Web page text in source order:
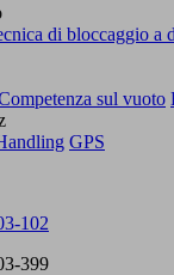
di bloccaggio a
sul vuoto
GPS
102
399